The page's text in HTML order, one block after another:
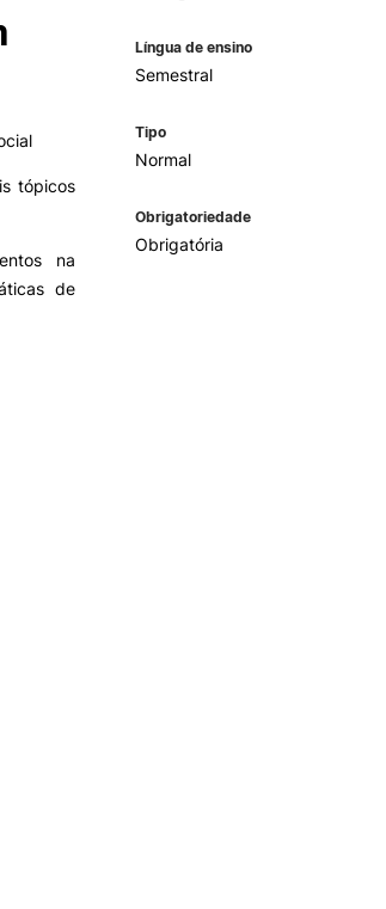
tópicos
na
de
Língua de ensino
Semestral
Tipo
Normal
Obrigatoriedade
Obrigatória